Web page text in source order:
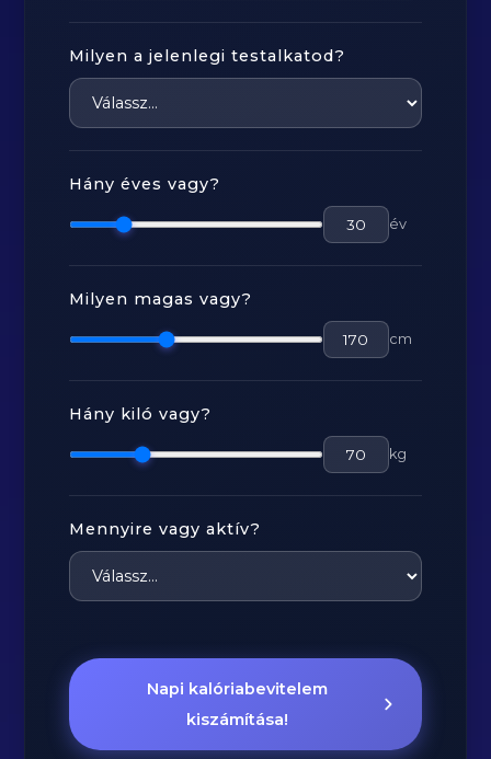
Milyen a jelenlegi testalkatod?
Hány éves vagy?
év
Milyen magas vagy?
cm
Hány kiló vagy?
kg
Mennyire vagy aktív?
Napi kalóriabevitelem
kiszámítása!